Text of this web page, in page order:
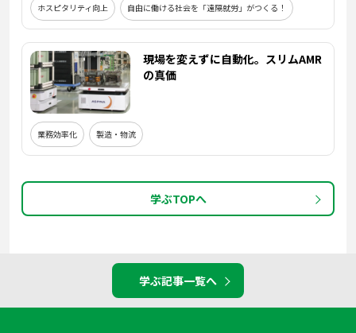
ホスピタリティ向上 自由に働ける社会を「遠隔就労」がつくる！
現場を変えずに自動化。スリムAMR
の真価
業務効率化 製造・物流
学ぶTOPへ
学ぶ記事一覧へ